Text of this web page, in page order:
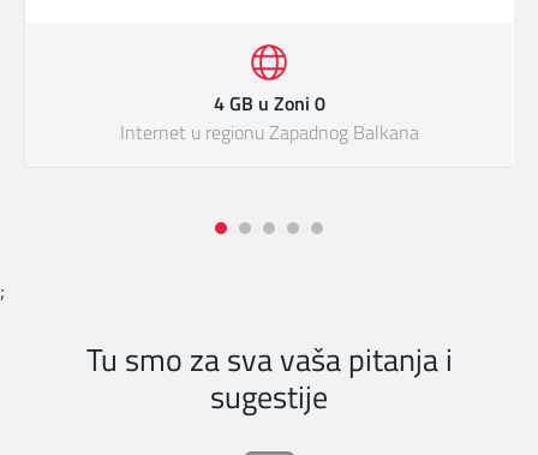
4 GB u Zoni 0
Internet u regionu Zapadnog Balkana
;
Tu smo za sva vaša pitanja i
sugestije